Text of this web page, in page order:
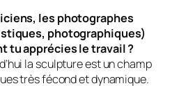
les photographes
photographiques)
tu apprécies le travail ?
la sculpture est un champ
très fécond et dynamique.